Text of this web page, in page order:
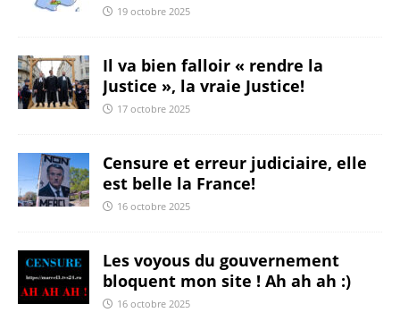
19 octobre 2025
Il va bien falloir « rendre la
Justice », la vraie Justice!
17 octobre 2025
Censure et erreur judiciaire, elle
est belle la France!
16 octobre 2025
Les voyous du gouvernement
bloquent mon site ! Ah ah ah :)
16 octobre 2025